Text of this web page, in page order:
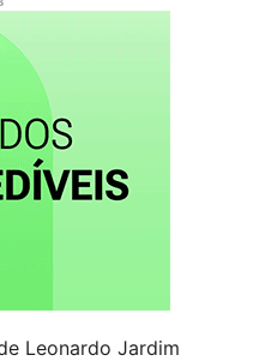
Leonardo Jardim